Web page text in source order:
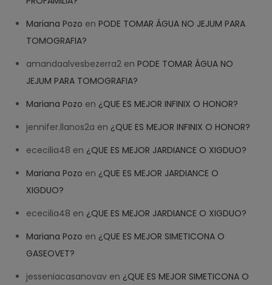
Mariana Pozo enPODE TOMAR ÁGUA NO JEJUM PARA
TOMOGRAFIA?
amandaalvesbezerra2 enPODE TOMAR ÁGUA NO
JEJUM PARA TOMOGRAFIA?
Mariana Pozo en ¿QUE ES MEJOR INFINIX O HONOR?
jennifer.llanos2a en ¿QUE ES MEJOR INFINIX O HONOR?
ececilia48 en ¿QUE ES MEJOR JARDIANCE O XIGDUO?
Mariana Pozo en ¿QUE ES MEJOR JARDIANCE O
XIGDUO?
ececilia48 en ¿QUE ES MEJOR JARDIANCE O XIGDUO?
Mariana Pozo en ¿QUE ES MEJOR SIMETICONA O
GASEOVET?
jesseniacasanovav en ¿QUE ES MEJOR SIMETICONA O